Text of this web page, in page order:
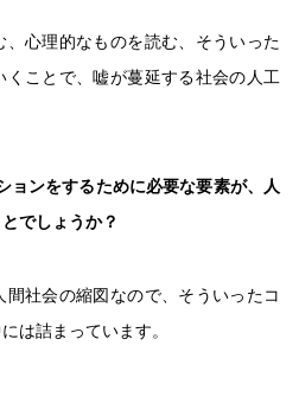
、心理的なものを読む、そういった
くことで、嘘が蔓延する社会の人工
ョンをするために必要な要素が、人
でしょうか？
間社会の縮図なので、そういったコ
は詰まっています。